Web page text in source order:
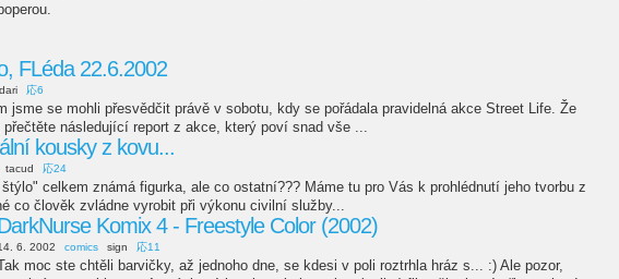
FLéda 22.6.2002
dari 応6
jsme se mohli přesvědčit právě v sobotu, kdy se pořádala pravidelná akce Street Life. Že
následující report z akce, který poví snad vše ...
kousky z kovu...
tacud 応24
celkem známá figurka, ale co ostatní??? Máme tu pro Vás k prohlédnutí jeho tvorbu z
co člověk zvládne vyrobit při výkonu civilní služby...
Komix 4 - Freestyle Color (2002)
6. 2002 comics sign 応11
moc ste chtěli barvičky, až jednoho dne, se kdesi v poli roztrhla hráz s... :) Ale pozor,